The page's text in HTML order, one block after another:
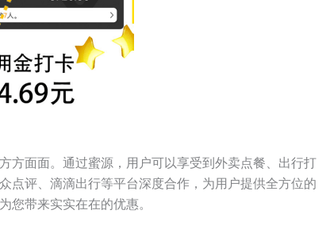
方面面。通过蜜源，用户可以享受到外卖点餐、出行打
点评、滴滴出行等平台深度合作，为用户提供全方位的
您带来实实在在的优惠。